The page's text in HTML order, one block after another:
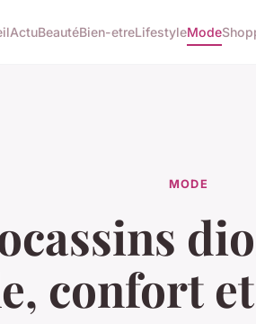
ActuBeautéBien-etreLifestyleMode
MODE
confort